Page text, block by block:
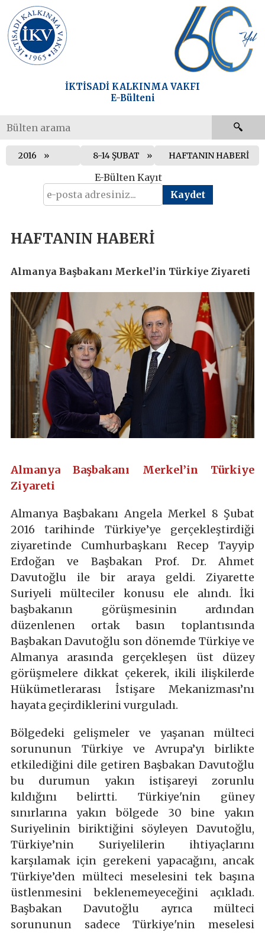
İKTİSADİ KALKINMA VAKFI
E-Bülteni
2016 8-14 ŞUBAT HAFTANIN HABERİ
E-Bülten Kayıt
HAFTANIN HABERİ
Almanya Başbakanı Merkel’in Türkiye Ziyareti
Almanya Başbakanı Merkel’in Türkiye
Ziyareti
Almanya Başbakanı Angela Merkel 8 Şubat
2016 tarihinde Türkiye’ye gerçekleştirdiği
ziyaretinde Cumhurbaşkanı Recep Tayyip
Erdoğan ve Başbakan Prof. Dr. Ahmet
Davutoğlu ile bir araya geldi. Ziyarette
Suriyeli mülteciler konusu ele alındı. İki
başbakanın görüşmesinin ardından
düzenlenen ortak basın toplantısında
Başbakan Davutoğlu son dönemde Türkiye ve
Almanya arasında gerçekleşen üst düzey
görüşmelere dikkat çekerek, ikili ilişkilerde
Hükümetlerarası İstişare Mekanizması’nı
hayata geçirdiklerini vurguladı.
Bölgedeki gelişmeler ve yaşanan mülteci
sorununun Türkiye ve Avrupa’yı birlikte
etkilediğini dile getiren Başbakan Davutoğlu
bu durumun yakın istişareyi zorunlu
kıldığını belirtti. Türkiye'nin güney
sınırlarına yakın bölgede 30 bine yakın
Suriyelinin biriktiğini söyleyen Davutoğlu,
Türkiye’nin Suriyelilerin ihtiyaçlarını
karşılamak için gerekeni yapacağını, ancak
Türkiye’den mülteci meselesini tek başına
üstlenmesini beklenemeyeceğini açıkladı.
Başbakan Davutoğlu ayrıca mülteci
sorununun sadece Türkiye'nin meselesi